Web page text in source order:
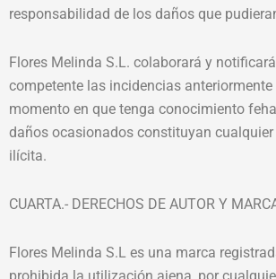
responsabilidad de los daños que
Flores Melinda S.L. colaborará y
competente las incidencias anteriormente
momento en que tenga conocimiento
daños ocasionados constituyan
ilícita.
CUARTA.- DERECHOS DE AUTOR Y
Flores Melinda S.L es una marca